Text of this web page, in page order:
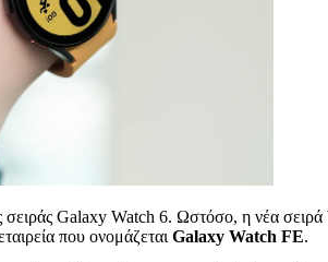
σειράς Galaxy Watch 6. Ωστόσο, η νέα
που ονομάζεται Galaxy Watch FE.